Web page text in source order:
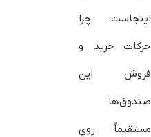
اینجاست: چرا
حرکات خرید و
فروش این
صندوق‌ها
مستقیماً روی